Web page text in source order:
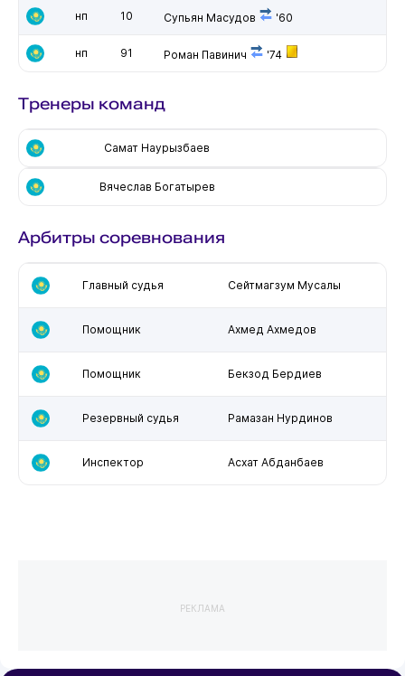
нп 10 Супьян Масудов '60
нп 91 Роман Павинич '74
Тренеры команд
Самат Наурызбаев
Вячеслав Богатырев
Арбитры соревнования
Главный судья Сейтмагзум Мусалы
Помощник Ахмед Ахмедов
Помощник Бекзод Бердиев
Резервный судья Рамазан Нурдинов
Инспектор Асхат Абданбаев
РЕКЛАМА